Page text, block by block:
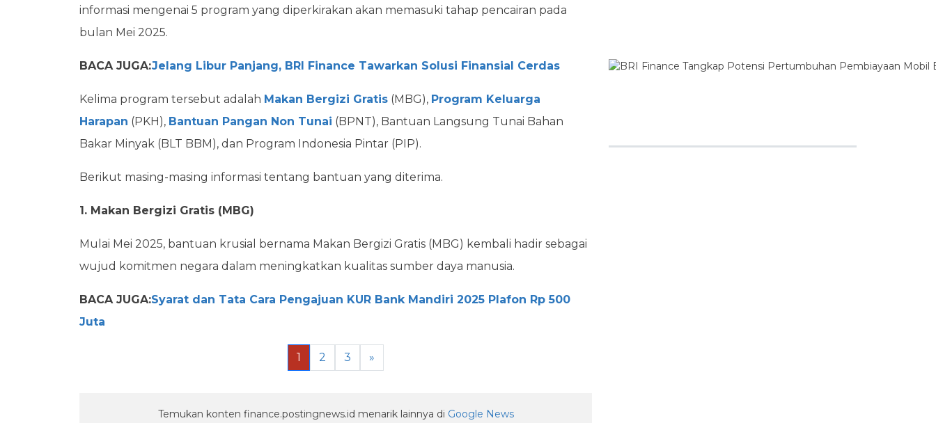
informasi mengenai 5 program yang diperkirakan akan memasuki tahap pencairan pada
bulan Mei 2025.
BACA JUGA:Jelang Libur Panjang, BRI Finance Tawarkan Solusi Finansial Cerdas
Kelima program tersebut adalah Makan Bergizi Gratis (MBG), Program Keluarga
Harapan (PKH), Bantuan Pangan Non Tunai (BPNT), Bantuan Langsung Tunai Bahan
Bakar Minyak (BLT BBM), dan Program Indonesia Pintar (PIP).
Berikut masing-masing informasi tentang bantuan yang diterima.
1. Makan Bergizi Gratis (MBG)
Mulai Mei 2025, bantuan krusial bernama Makan Bergizi Gratis (MBG) kembali hadir sebagai
wujud komitmen negara dalam meningkatkan kualitas sumber daya manusia.
BACA JUGA:Syarat dan Tata Cara Pengajuan KUR Bank Mandiri 2025 Plafon Rp 500
Juta
1 2 3 »
Temukan konten finance.postingnews.id menarik lainnya di Google News